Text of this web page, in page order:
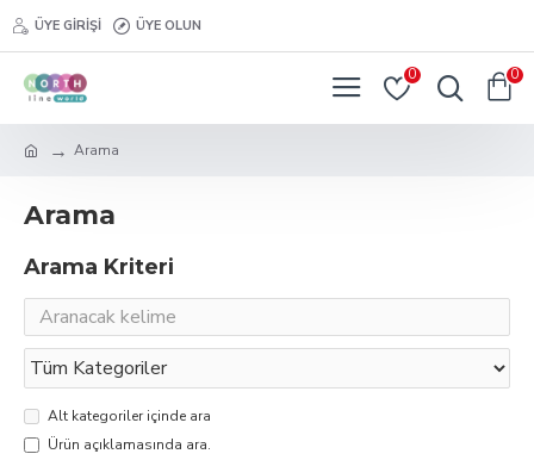
ÜYE GIRIŞI ÜYE OLUN
0 0
Arama
Arama
Arama Kriteri
Alt kategoriler içinde ara
Ürün açıklamasında ara.